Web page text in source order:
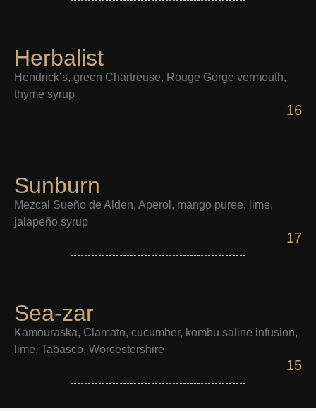
Herbalist
Hendrick’s, green Chartreuse, Rouge Gorge vermouth,
thyme syrup
16
Sunburn
Mezcal Sueño de Alden, Aperol, mango puree, lime,
jalapeño syrup
17
Sea-zar
Kamouraska, Clamato, cucumber, kombu saline infusion,
lime, Tabasco, Worcestershire
15